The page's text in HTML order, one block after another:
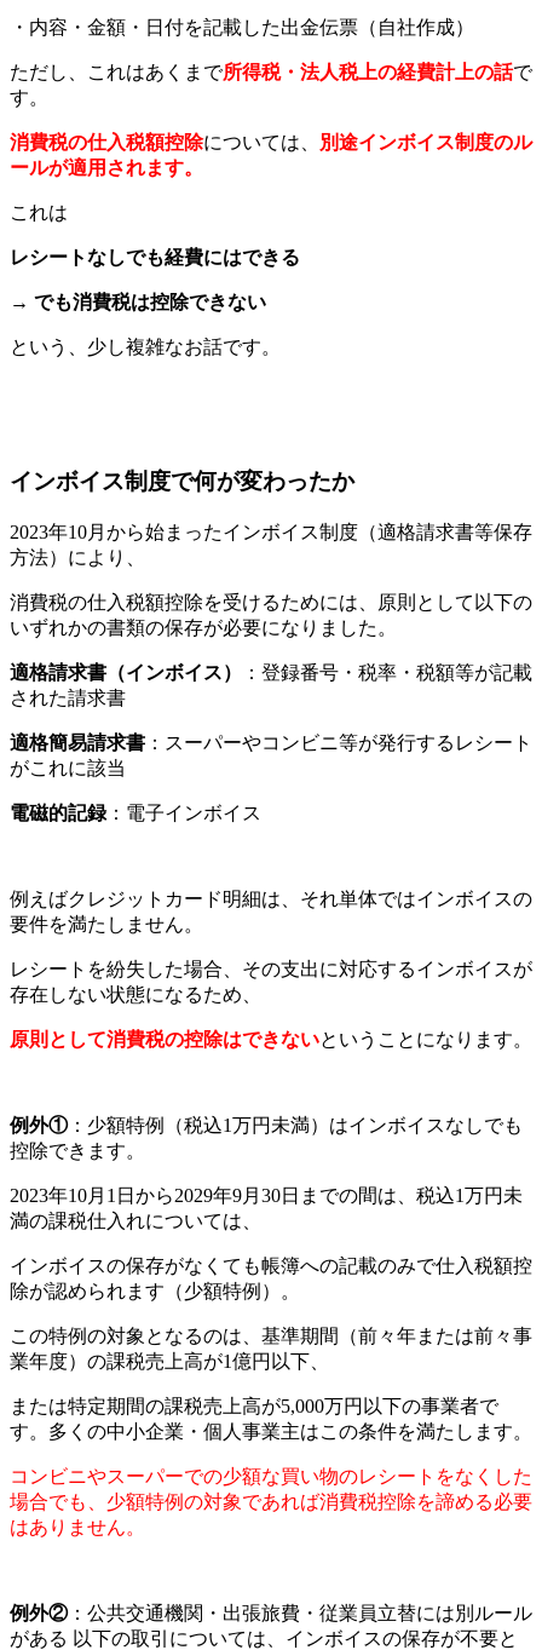
・内容・金額・日付を記載した出金伝票（自社作成）
ただし、これはあくまで所得税・法人税上の経費計上の話で
す。
消費税の仕入税額控除については、
別途インボイス制度のル
ールが適用されます。
これは
レシートなしでも経費にはできる
→ でも消費税は控除できない
という、少し複雑なお話です。
インボイス制度で何が変わったか
2023年10月から始まったインボイス制度（適格請求書等保存
方法）により、
消費税の仕入税額控除を受けるためには、原則として以下の
いずれかの書類の保存が必要になりました。
適格請求書（インボイス）
：登録番号・税率・税額等が記載
された請求書
適格簡易請求書 ：スーパーやコンビニ等が発行するレシート
がこれに該当
電磁的記録：電子インボイス
例えばクレジットカード明細は、それ単体ではインボイスの
要件を満たしません。
レシートを紛失した場合、その支出に対応するインボイスが
存在しない状態になるため、
原則として消費税の控除はできないということになります。
例外①：少額特例（税込1万円未満）はインボイスなしでも
控除できます。
2023年10月1日から2029年9月30日までの間は、税込1万円未
満の課税仕入れについては、
インボイスの保存がなくても帳簿への記載のみで仕入税額控
除が認められます（少額特例）。
この特例の対象となるのは、基準期間（前々年または前々事
業年度）の課税売上高が1億円以下、
または特定期間の課税売上高が5,000万円以下の事業者で
す。多くの中小企業・個人事業主はこの条件を満たします。
コンビニやスーパーでの少額な買い物のレシートをなくした
場合でも、少額特例の対象であれば消費税控除を諦める必要
はありません。
例外②：公共交通機関・出張旅費・従業員立替には別ルール
がある 以下の取引については、インボイスの保存が不要と